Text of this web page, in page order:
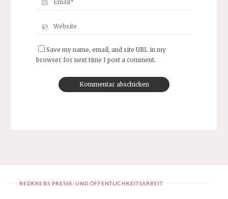
Save my name, email, and site URL in my
browser for next time I post a comment.
REDKREBS PRESSE-UND ÖFFENTLICHKEITSARBEIT